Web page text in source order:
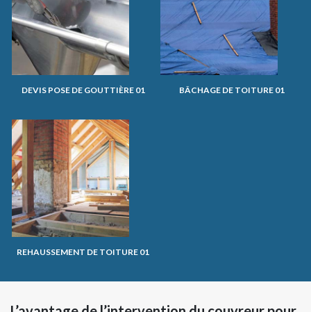
DEVIS POSE DE GOUTTIÈRE 01 BÂCHAGE DE TOITURE 01
REHAUSSEMENT DE TOITURE 01